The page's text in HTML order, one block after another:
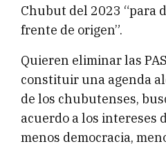
Chubut del 2023 “para
frente de origen”.
Quieren eliminar las
constituir una agenda
de los chubutenses,
acuerdo a los intereses
menos democracia,